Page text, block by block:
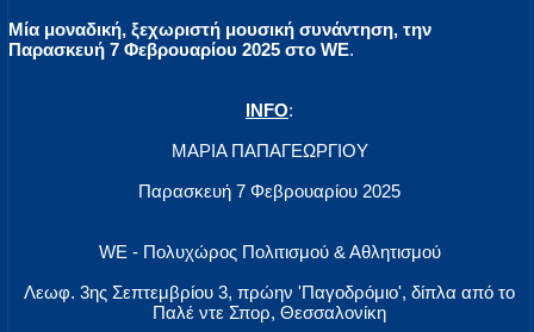
Μία μοναδική, ξεχωριστή μουσική συνάντηση, την
Παρασκευή 7 Φεβρουαρίου 2025 στο WE.
INFO:
ΜΑΡΙΑ ΠΑΠΑΓΕΩΡΓΙΟΥ
Παρασκευή 7 Φεβρουαρίου 2025
WE - Πολυχώρος Πολιτισμού & Αθλητισμού
Λεωφ. 3ης Σεπτεμβρίου 3, πρώην 'Παγοδρόμιο', δίπλα από το
Παλέ ντε Σπορ, Θεσσαλονίκη